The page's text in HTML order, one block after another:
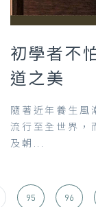
初學者不
道之美
隨著近年養生風
流行至全世界，
及朝...
95 96